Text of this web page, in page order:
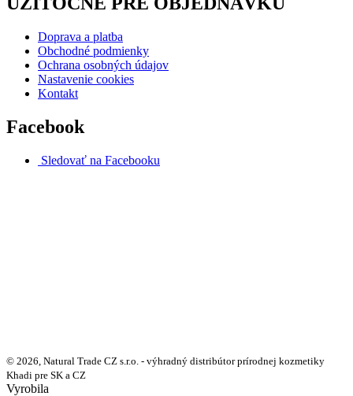
Doprava a platba
Obchodné podmienky
Ochrana osobných údajov
Nastavenie cookies
Kontakt
Facebook
Sledovať na Facebooku
© 2026, Natural Trade CZ s.r.o. - výhradný distribútor prírodnej kozmetiky
Khadi pre SK a CZ
Vyrobila